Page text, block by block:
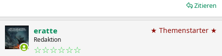
Zitieren
eratte
Redaktion
☆☆☆☆☆☆
★ Themenstarter ★